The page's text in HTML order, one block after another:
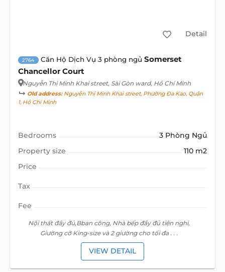
Detail
2764 Căn Hộ Dịch Vụ 3 phòng ngủ Somerset
Chancellor Court
Nguyễn Thị Minh Khai street, Sài Gòn ward, Hồ Chí Minh
Old address:Nguyễn Thị Minh Khai street, Phường Đa Kao, Quận
1, Hồ Chí Minh
Bedrooms
3 Phòng Ngủ
Property size
110 m2
Price
Tax
Fee
Nội thất đầy đủ,Bban công, Nhà bếp đầy đủ tiện nghi,
Giường cỡ King-size và 2 giường cho tối đa . . .
VIEW DETAIL